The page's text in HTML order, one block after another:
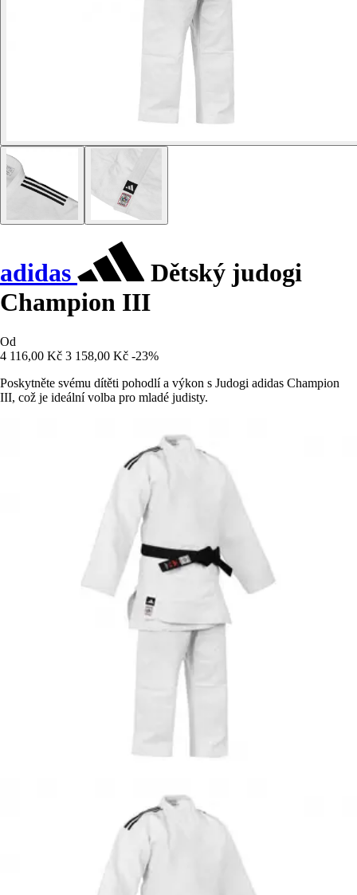
adidas
Dětský judogi
Champion III
Od
4 116,00 Kč 3 158,00 Kč -23%
Poskytněte svému dítěti pohodlí a výkon s Judogi adidas Champion
III, což je ideální volba pro mladé judisty.